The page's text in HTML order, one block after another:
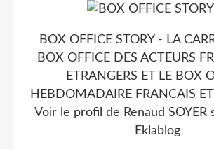
BOX OFFICE STORY - LA
BOX OFFICE DES ACTEURS
ETRANGERS ET LE BOX
HEBDOMADAIRE FRANCAIS
Voir le profil de Renaud SOYER
Eklablog